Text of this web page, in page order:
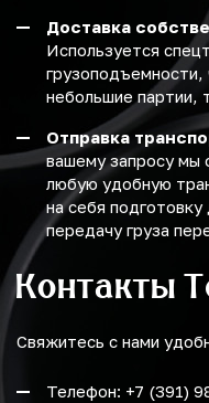
Доставка
Используется
грузоподъемности,
небольшие партии,
Отправка
вашему запросу мы
любую удобную
на себя
передачу груза
Контакты
Свяжитесь с нами
Телефон: +7 (391)